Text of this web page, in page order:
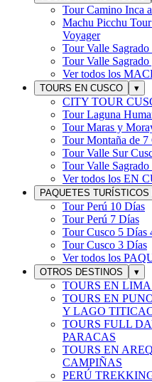
Tour Camino Inca
Machu Picchu
Voyager
Tour Valle
Tour Valle
Ver todos los
TOURS EN CUSCO ▾
CITY TOUR
Tour Laguna
Tour Maras y
Tour Montaña de 7
Tour Valle Sur
Tour Valle
Ver todos los EN
PAQUETES TURÍSTICOS
Tour Perú 10 Días
Tour Perú 7 Días
Tour Cusco 5 Días
Tour Cusco 3 Días
Ver todos los
OTROS DESTINOS ▾
TOURS EN
TOURS EN
Y LAGO
TOURS FULL
PARACAS
TOURS EN
CAMPIÑAS
PERÚ